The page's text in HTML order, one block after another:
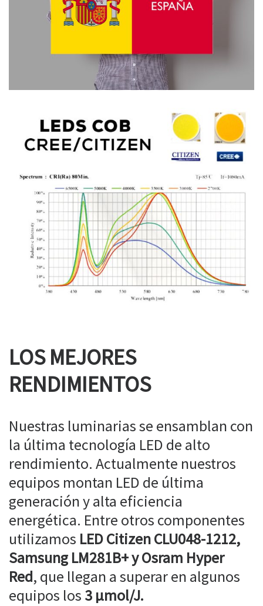
LOS MEJORES
RENDIMIENTOS
Nuestras luminarias se ensamblan con
la última tecnología LED de alto
rendimiento. Actualmente nuestros
equipos montan LED de última
generación y alta eficiencia
energética. Entre otros componentes
utilizamos LED Citizen CLU048-1212,
Samsung LM281B+ y Osram Hyper
Red, que llegan a superar en algunos
equipos los 3 µmol/J.